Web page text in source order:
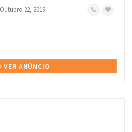
Outubro 22, 2019
VER ANÚNCIO